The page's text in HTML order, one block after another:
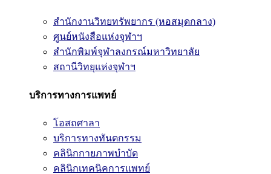
สำนักงานวิทยทรัพยากร (หอสมุดกลาง)
ศูนย์หนังสือแห่งจุฬาฯ
สำนักพิมพ์จุฬาลงกรณ์มหาวิทยาลัย
สถานีวิทยุแห่งจุฬาฯ
บริการทางการแพทย์
โอสถศาลา
บริการทางทันตกรรม
คลินิกกายภาพบำบัด
คลินิกเทคนิคการแพทย์